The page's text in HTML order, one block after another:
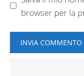
browser per la